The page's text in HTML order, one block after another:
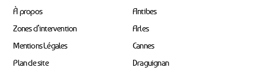
À propos
Zones d’intervention
Mentions Légales
Plan de site
Antibes
Arles
Cannes
Draguignan